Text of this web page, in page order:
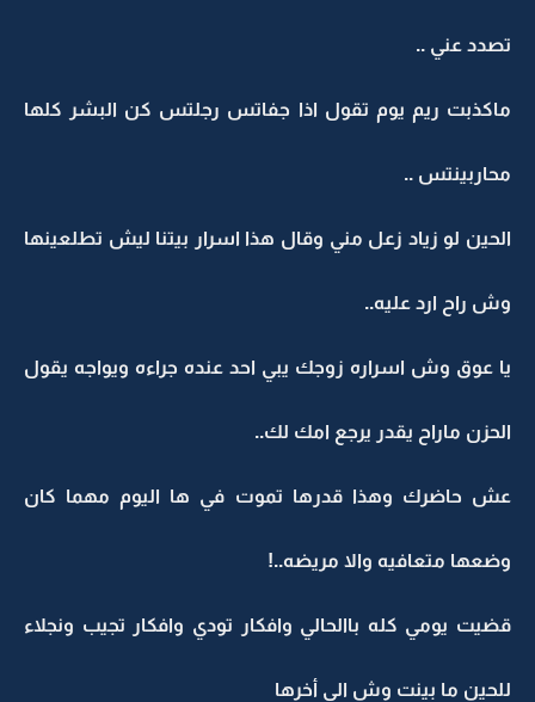
تصدد عني ..
ماكذبت ريم يوم تقول اذا جفاتس رجلتس كن البشر كلها
محاربينتس ..
الحين لو زياد زعل مني وقال هذا اسرار بيتنا ليش تطلعينها
وش راح ارد عليه..
يا عوق وش اسراره زوجك يبي احد عنده جراءه ويواجه يقول
الحزن ماراح يقدر يرجع امك لك..
عش حاضرك وهذا قدرها تموت في ها اليوم مهما كان
وضعها متعافيه والا مريضه..!
قضيت يومي كله باالحالي وافكار تودي وافكار تجيب ونجلاء
للحين ما بينت وش الي أخرها